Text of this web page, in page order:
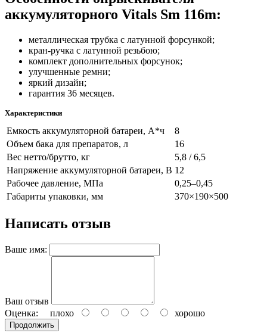
аккумуляторного Vitals Sm 116m:
металлическая трубка с латунной форсункой;
кран-ручка с латунной резьбою;
комплект дополнительных форсунок;
улучшенные ремни;
яркий дизайн;
гарантия 36 месяцев.
Характеристики
Емкость аккумуляторной батареи, А*ч
8
Объем бака для препаратов, л
16
Вес нетто/брутто, кг
5,8 / 6,5
Напряжение аккумуляторной батареи, В 12
Рабочее давление, МПа
0,25–0,45
Габариты упаковки, мм
370×190×500
Написать отзыв
Ваше имя:
Ваш отзыв
Оценка: плохо хорошо
Продолжить